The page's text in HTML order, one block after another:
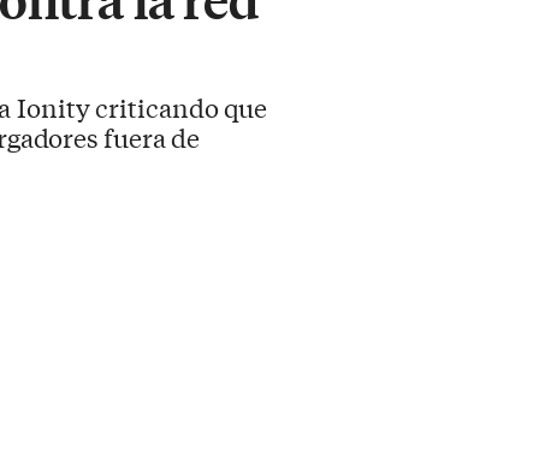
Ionity criticando que
fuera de